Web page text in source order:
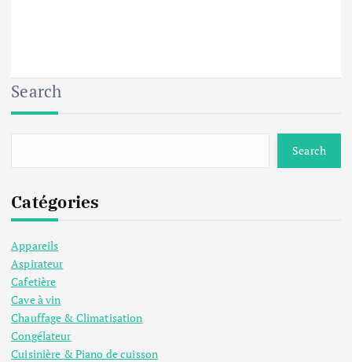
Search
Search
Catégories
Appareils
Aspirateur
Cafetière
Cave à vin
Chauffage & Climatisation
Congélateur
Cuisinière & Piano de cuisson